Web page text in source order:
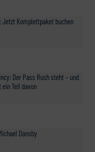
Jetzt Komplettpaket buchen
Der Pass Rush steht – und
Teil davon
Dansby